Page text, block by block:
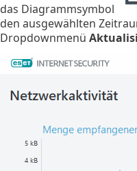
das Diagrammsymbol
den ausgewählten
Dropdownmenü